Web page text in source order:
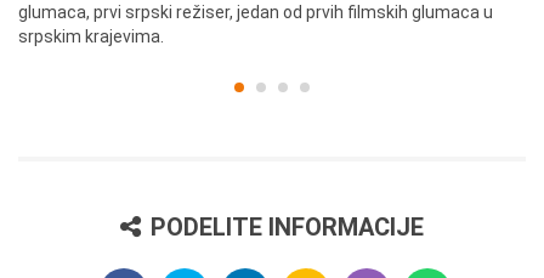
glumaca, prvi srpski režiser, jedan od prvih filmskih glumaca u
srpskim krajevima.
PODELITE INFORMACIJE